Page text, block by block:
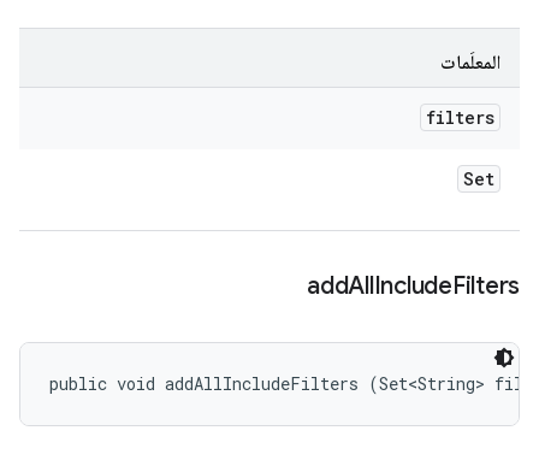
المعلَمات
filters
Set
addAllIncludeFilters
public void addAllIncludeFilters (Set<String>